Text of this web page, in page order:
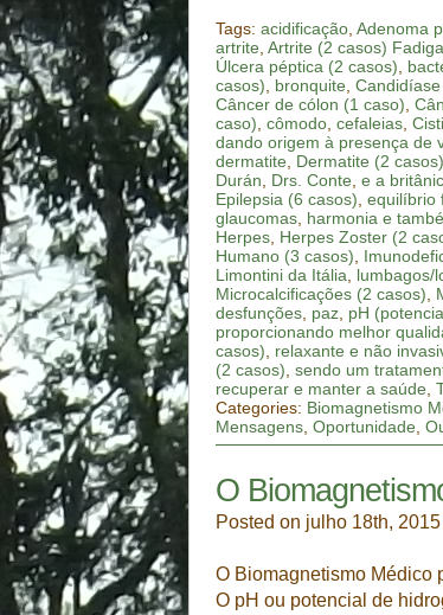
Tags:acidificação,Adenoma
artrite,Artrite (2 casos)
Úlcera péptica (2 casos),
casos), bronquite,
Câncer de cólon (1 caso),
caso),cômodo,cefaleias,
dando origem à presença de
dermatite, Dermatite (2 casos)
Durán, Drs. Conte,e a
Epilepsia (6 casos),equilíbrio
glaucomas, harmonia e
Herpes, Herpes Zoster (2
Humano (3 casos),
Limontini da Itália, lumbagos/
Microcalcificações (2 casos),
desfunções, paz, pH
proporcionando melhor
casos), relaxante e não
(2 casos),sendo um
recuperar e manter a saúde,
Categories: Biomagnetismo
Mensagens,Oportunidade,
O
Posted on julho 18th,
O Biomagnetismo Médico
O pH ou potencial de